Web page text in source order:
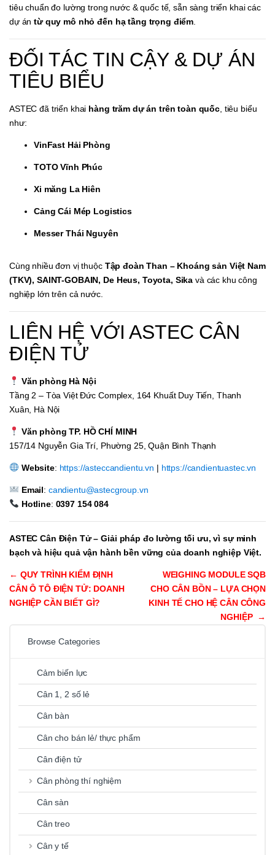
tiêu chuẩn đo lường trong nước & quốc tế, sẵn sàng triển khai các
dự ántừ quy mô nhỏ đến hạ tầng trọng điểm
ĐỐI TÁC TIN CẬY & DỰ ÁN
TIÊU BIỂU
ASTEC đã triển khai hàng trăm dự án trên toàn quốc , tiêu biểu
như:
VinFast Hải Phòng
TOTO Vĩnh Phúc
Xi măng La Hiên
Cảng Cái Mép Logistics
Messer Thái Nguyên
Cùng nhiều đơn vị thuộc Tập đoàn Than – Khoáng sản Việt Nam
(TKV), SAINT-GOBAIN, De Heus, Toyota, Sika và các khu công
nghiệp lớn trên cả nước.
LIÊN HỆ VỚI ASTEC CÂN
ĐIỆN TỬ
Văn phòng Hà Nội
Tầng 2 – Tòa Việt Đức Complex, 164 Khuất Duy Tiến, Thanh
Xuân, Hà Nội
Văn phòng TP. HỒ CHÍ MINH
157/14 Nguyễn Gia Trí, Phường 25, Quận Bình Thạnh
Website: https://asteccandientu.vn | https://candientuastec.vn
Email: candientu@astecgroup.vn
Hotline: 0397 154 084
ASTEC Cân Điện Tử – Giải pháp đo lường tối ưu, vì sự minh
bạch và hiệu quả vận hành bền vững của doanh nghiệp Việt.
Post navigation
← QUY TRÌNH KIỂM ĐỊNH
CÂN Ô TÔ ĐIỆN TỬ: DOANH
NGHIỆP CẦN BIẾT GÌ?
WEIGHING MODULE SQB
CHO CÂN BỒN – LỰA CHỌN
KINH TẾ CHO HỆ CÂN CÔNG
NGHIỆP →
Browse Categories
Cảm biến lực
Cân 1, 2 số lẻ
Cân bàn
Cân cho bán lẻ/ thực phẩm
Cân điện tử
Cân phòng thí nghiệm
Cân sàn
Cân treo
Cân y tế